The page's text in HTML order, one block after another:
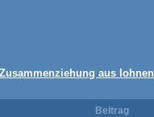
aus
Beitrag